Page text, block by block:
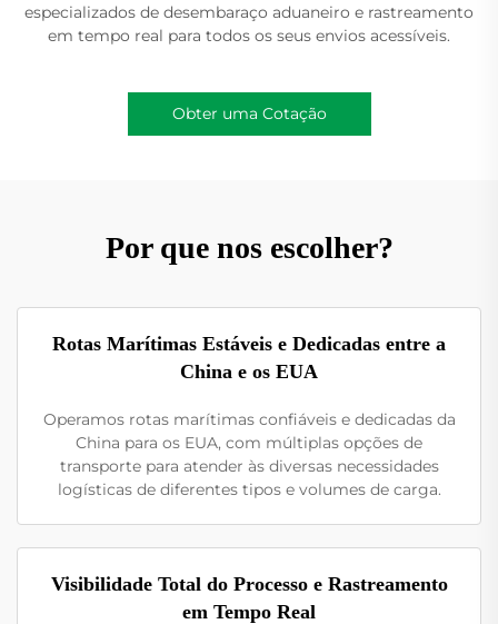
especializados de desembaraço aduaneiro e rastreamento
em tempo real para todos os seus envios acessíveis.
Obter uma Cotação
Por que nos escolher?
Rotas Marítimas Estáveis e Dedicadas entre a
China e os EUA
Operamos rotas marítimas confiáveis e dedicadas da
China para os EUA, com múltiplas opções de
transporte para atender às diversas necessidades
logísticas de diferentes tipos e volumes de carga.
Visibilidade Total do Processo e Rastreamento
em Tempo Real